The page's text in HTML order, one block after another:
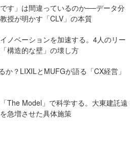
す」は間違っているのか──データ分
授が明かす「CLV」の本質
ノベーションを加速する。4人のリー
構造的な壁」の壊し方
か？LIXILとMUFGが語る「CX経営」
The Model」で科学する。大東建託遠
急増させた具体施策